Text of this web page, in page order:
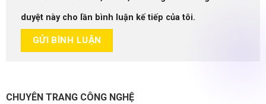
duyệt này cho lần bình luận kế tiếp của tôi.
CHUYÊN TRANG CÔNG NGHỆ